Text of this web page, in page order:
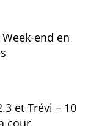
end en
et Trévi – 10
cour